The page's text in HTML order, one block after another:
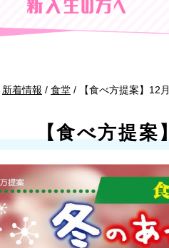
新着情報 / 食堂 / 【食べ方提案】12
【食べ方提